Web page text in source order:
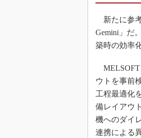
新たに参
Gemini」だ
築時の効率
MELSOFT
ウトを事前
工程最適化
備レイアウ
機へのダイ
連携による